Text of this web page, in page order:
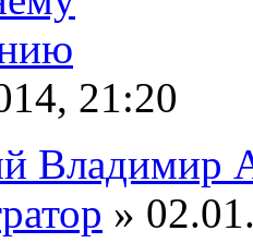
21:20
Владимир
»